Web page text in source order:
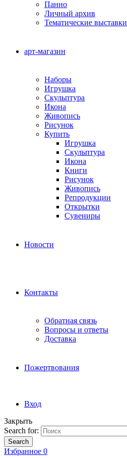
Панно
Личный архив
Тематические выставки
арт-магазин
Наборы
Игрушка
Скульптура
Икона
Живопись
Рисунок
Купить
Игрушка
Скульптура
Икона
Книги
Рисунок
Живопись
Репродукции
Открытки
Сувениры
Новости
Контакты
Обратная связь
Вопросы и ответы
Доставка
Пожертвования
Вход
Закрыть
Search for:
Search
Избранное 0